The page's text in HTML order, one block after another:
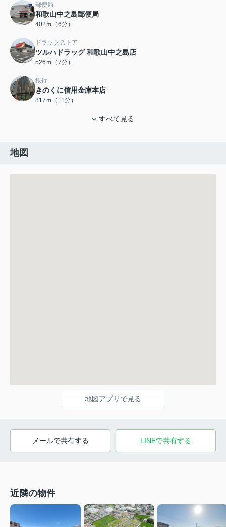
郵便局
和歌山中之島郵便局
402ｍ（6分）
ドラッグストア
ツルハドラッグ 和歌山中之島店
526ｍ（7分）
銀行
きのくに信用金庫本店
817ｍ（11分）
すべて見る
地図
地図アプリで見る
メールで共有する LINEで共有する
近隣の物件